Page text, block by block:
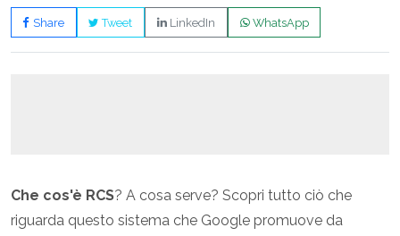
Share Tweet LinkedIn WhatsApp
Che cos'è RCS? A cosa serve? Scopri tutto ciò che
riguarda questo sistema che Google promuove da